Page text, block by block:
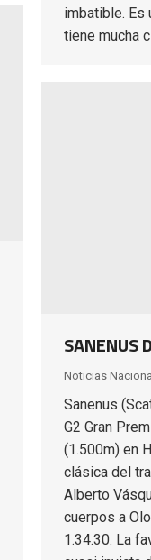
imbatible. Es
tiene mucha
SANENUS
Noticias
Sanenus
G2 Gran
(1.500m) en
clásica del
Alberto
cuerpos a
1.34.30. La